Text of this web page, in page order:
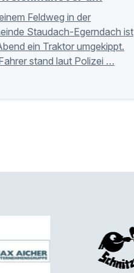
Feldweg in der
Staudach-Egerndach ist
ein Traktor umgekippt.
stand laut Polizei …